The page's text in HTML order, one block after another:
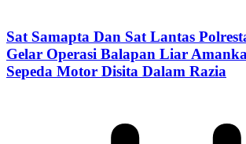
Sat Samapta Dan Sat Lantas
Gelar Operasi Balapan Liar
Sepeda Motor Disita Dalam Razia